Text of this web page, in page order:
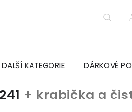
DALŠÍ KATEGORIE DÁRKOVÉ
+ krabička a